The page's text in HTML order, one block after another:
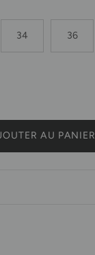
34 36
AU PANIER